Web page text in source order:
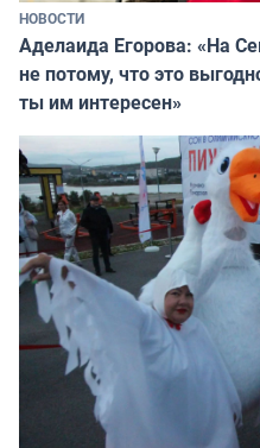
НОВОСТИ
Аделаида Егорова: «На
не потому, что это
ты им интересен»